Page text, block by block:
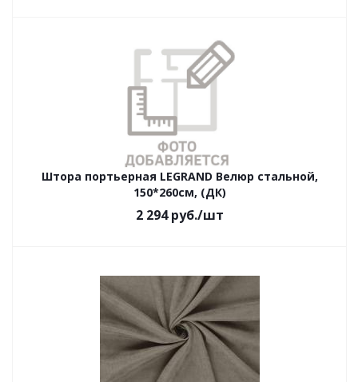
Штора портьерная LEGRAND Велюр стальной,
150*260см, (ДК)
2 294руб./шт